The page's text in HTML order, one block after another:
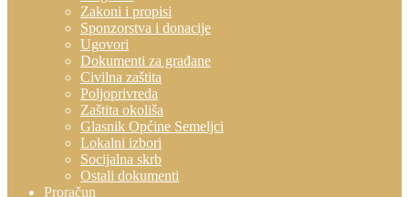
Zakoni i propisi
Sponzorstva i donacije
Ugovori
Dokumenti za građane
Civilna zaštita
Poljoprivreda
Zaštita okoliša
Glasnik Općine Semeljci
Lokalni izbori
Socijalna skrb
Ostali dokumenti
Proračun